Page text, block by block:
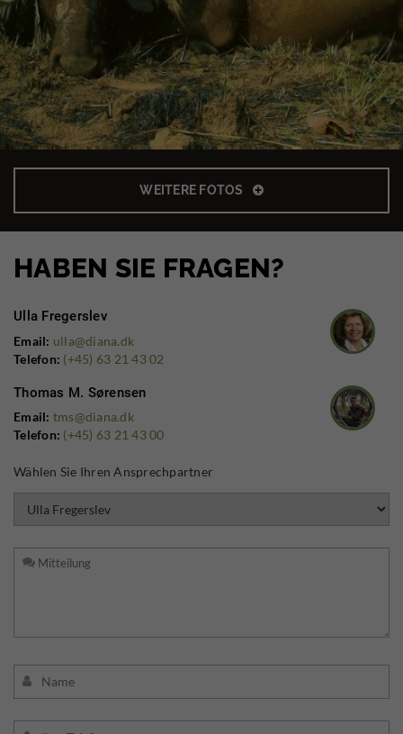
WEITERE FOTOS
HABEN SIE FRAGEN?
Ulla Fregerslev
Email: ulla@diana.dk
Telefon: (+45) 63 21 43 02
Thomas M. Sørensen
Email: tms@diana.dk
Telefon: (+45) 63 21 43 00
Wählen Sie Ihren Ansprechpartner